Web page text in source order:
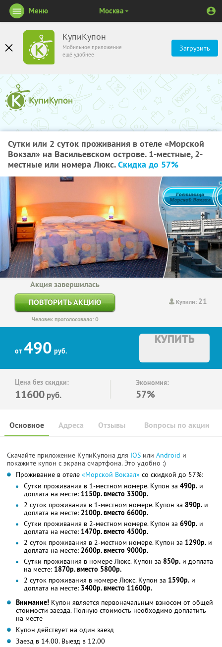
КупиКупон
Мобильное приложение
ещё удобнее
Загрузить
Меню Москва
Сутки или 2 суток проживания в отеле «Морской
Вокзал» на Васильевском острове. 1-местные, 2-
местные или номера Люкс.Скидка до 57%
Купили: 21
Акция завершилась
ПОВТОРИТЬ АКЦИЮ
Человек проголосовало: 0
от 490 руб.
КУПИТЬ
Цена без скидки:
11600 руб.
Экономия:
57%
Основное Отзывы Вопросы по акции
Адреса
Скачайте приложение КупиКупона для IOS или Android и
покажите купон с экрана смартфона. Это удобно :)
Проживание в отеле «Морской Вокзал» со скидкой до 57%:
Сутки проживания в 1-местном номере. Купон за 490р. и
доплата на месте: 1150р. вместо 3300р.
2 суток проживания в 1-местном номере. Купон за 890р. и
доплата на месте: 2100р. вместо 6600р.
Сутки проживания в 2-местном номере. Купон за 690р. и
доплата на месте: 1470р. вместо 4500р.
2 суток проживания в 2-местном номере. Купон за 1290р. и
доплата на месте: 2600р. вместо 9000р.
Сутки проживания в номере Люкс. Купон за 850р. и доплата
на месте: 1870р. вместо 5800р.
2 суток проживания в номере Люкс. Купон за 1590р. и
доплата на месте: 3400р. вместо 11600р.
Внимание! Купон является первоначальным взносом от общей
стоимости заезда. Полную стоимость необходимо доплатить
на месте
Купон действует на один заезд
Заезд в 14.00. Выезд в 12.00